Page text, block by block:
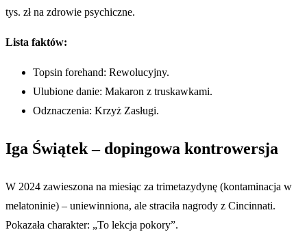
tys. zł na zdrowie psychiczne.
Lista faktów:
Topsin forehand: Rewolucyjny.
Ulubione danie: Makaron z truskawkami.
Odznaczenia: Krzyż Zasługi.
Iga Świątek – dopingowa kontrowersja
W 2024 zawieszona na miesiąc za trimetazydynę (kontaminacja w
melatoninie) – uniewinniona, ale straciła nagrody z Cincinnati.
Pokazała charakter: „To lekcja pokory”.